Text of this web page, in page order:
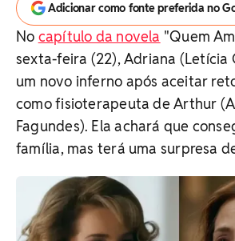
Adicionar como fonte preferida no
No capítulo da novela "Quem
sexta-feira (22), Adriana (Letícia
um novo inferno após aceitar
como fisioterapeuta de Arthur
Fagundes). Ela achará que
família, mas terá uma surpresa